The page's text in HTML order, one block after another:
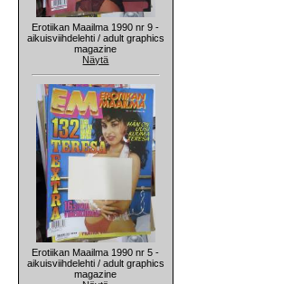
Erotiikan Maailma 1990 nr 9 -
aikuisviihdelehti / adult graphics
magazine
Näytä
Erotiikan Maailma 1990 nr 5 -
aikuisviihdelehti / adult graphics
magazine